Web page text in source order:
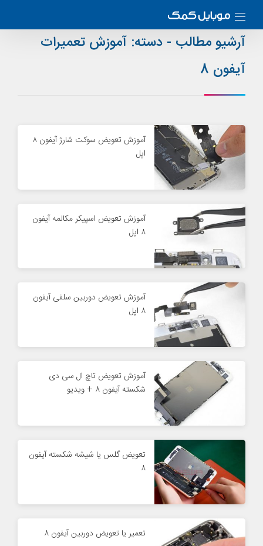
آرشیو مطالب - دسته: آموزش تعمیرات
آیفون 8
آموزش تعویض سوکت شارژ آیفون ۸
اپل
آموزش تعویض اسپیکر مکالمه آیفون
۸ اپل
آموزش تعویض دوربین سلفی آیفون
۸ اپل
آموزش تعویض تاچ ال سی دی
شکسته آیفون ۸ + ویدیو
تعویض گلس یا شیشه شکسته آیفون
۸
تعمیر یا تعویض دوربین آیفون ۸